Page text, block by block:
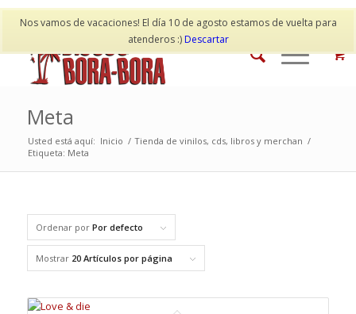
Nos vamos de vacaciones! El día 10 de agosto estamos de vuelta para
atenderos :)Descartar
Mi cuenta Contacto
Meta
Usted está aquí: Inicio / Tienda de vinilos, cds, libros y merchan /
Etiqueta: Meta
Ordenar por Por defecto
Mostrar 20 Artículos por página